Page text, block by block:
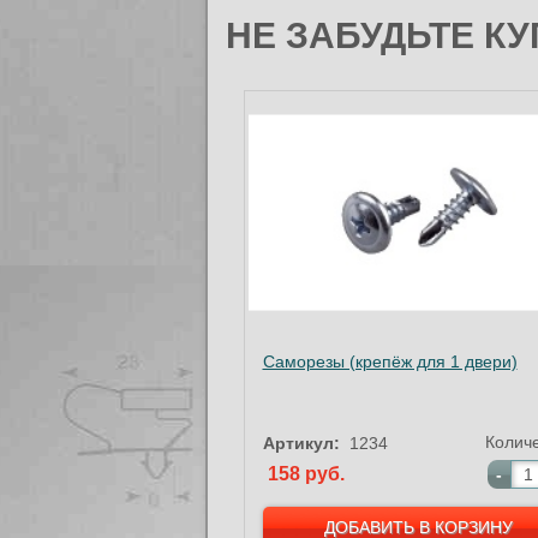
НЕ ЗАБУДЬТЕ
Саморезы (крепёж для 1 двери)
Артикул: 1234
158 руб.
-